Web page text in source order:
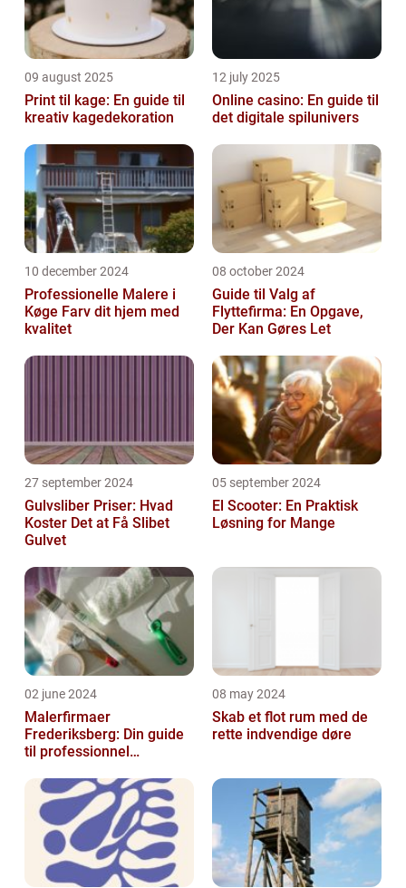
09 august 2025
Print til kage: En guide til
kreativ kagedekoration
12 july 2025
Online casino: En guide til
det digitale spilunivers
10 december 2024
Professionelle Malere i
Køge Farv dit hjem med
kvalitet
08 october 2024
Guide til Valg af
Flyttefirma: En Opgave,
Der Kan Gøres Let
27 september 2024
Gulvsliber Priser: Hvad
Koster Det at Få Slibet
Gulvet
05 september 2024
El Scooter: En Praktisk
Løsning for Mange
02 june 2024
Malerfirmaer
Frederiksberg: Din guide
til professionnel
08 may 2024
Skab et flot rum med de
rette indvendige døre